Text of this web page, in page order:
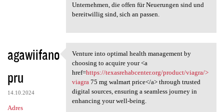
Unternehmen, die offen für Neuerungen sind und
bereitwillig sind, sich an passen.
agawiifano
pru
14.10.2024
Adres
Venture into optimal health
Venture into optimal health management by
choosing to acquire your <a
href=https://texasrehabcenter.org/product/viagra/>
viagra 75 mg walmart price</a> through trusted
digital sources, ensuring a seamless journey in
enhancing your well-being.